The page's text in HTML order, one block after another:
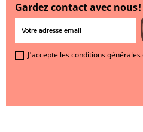
Gardez contact avec nous!
J'accepte les conditions